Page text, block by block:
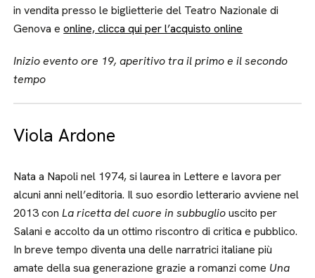
in vendita presso le biglietterie del Teatro Nazionale di
Genova eonline, clicca qui per l’acquisto online
Inizio evento ore 19, aperitivo tra il primo e il secondo
tempo
Viola Ardone
Nata a Napoli nel 1974, si laurea in Lettere e lavora per
alcuni anni nell’editoria. Il suo esordio letterario avviene nel
2013 conLa ricetta del cuore in subbugliouscito per
Salani e accolto da un ottimo riscontro di critica e pubblico.
In breve tempo diventa una delle narratrici italiane più
amate della sua generazione grazie a romanzi come Una